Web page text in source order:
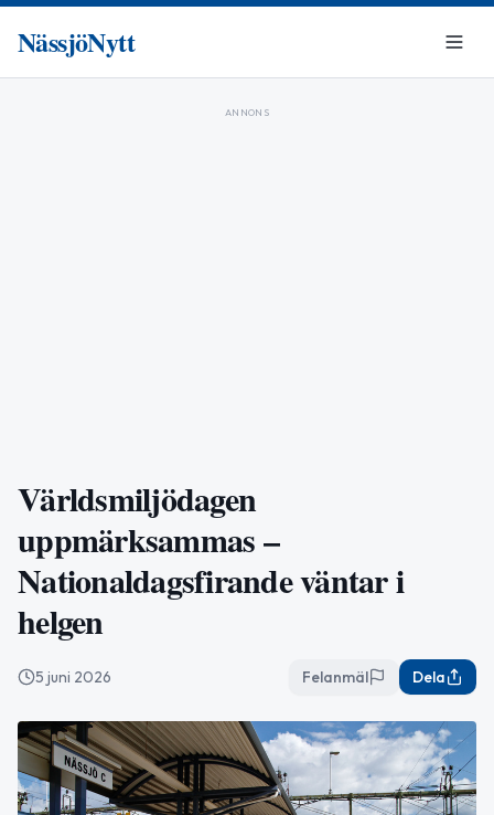
NässjöNytt
ANNONS
Världsmiljödagen
uppmärksammas –
Nationaldagsfirande väntar i
helgen
5 juni 2026 Felanmäl Dela